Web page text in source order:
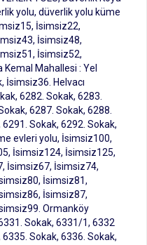
yolu, düverlik yolu küme
İsimsiz22,
İsimsiz48,
İsimsiz52,
Mahallesi : Yel
İsimsiz36. Helvacı
6282. Sokak, 6283.
6287. Sokak, 6288.
Sokak, 6292. Sokak,
evleri yolu, İsimsiz100,
İsimsiz124, İsimsiz125,
İsimsiz67, İsimsiz74,
İsimsiz81,
İsimsiz87,
Ormanköy
Sokak, 6331/1, 6332
Sokak, 6336. Sokak,